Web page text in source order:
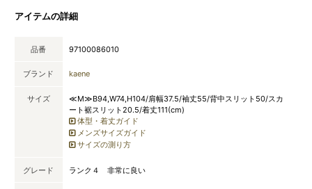
アイテムの詳細
品番 97100086010
ブランド kaene
サイズ
≪M≫B94,W74,H104/肩幅37.5/袖丈55/背中スリット50/スカ
ート裾スリット20.5/着丈111(cm)
体型・着丈ガイド
メンズサイズガイド
サイズの測り方
グレード ランク４ 非常に良い